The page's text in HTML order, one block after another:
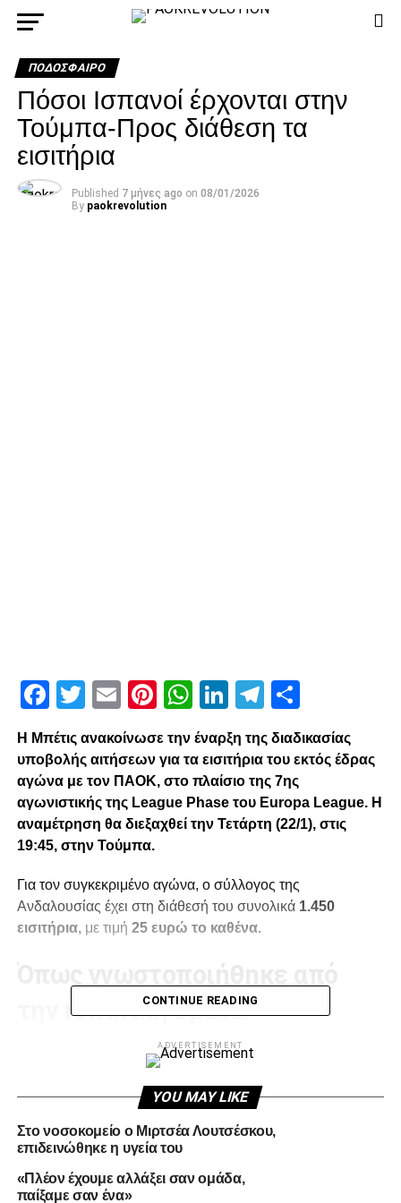
ΠΟΔΌΣΦΑΙΡΟ
Πόσοι Ισπανοί έρχονται στην
Τούμπα-Προς διάθεση τα
εισιτήρια
Published 7 μήνες ago on 08/01/2026
By paokrevolution
Facebook
Twitter
EmailPinterest
WhatsApp
LinkedIn
Telegram
Η Μπέτις ανακοίνωσε την έναρξη της διαδικασίας
υποβολής αιτήσεων για τα εισιτήρια του εκτός έδρας
αγώνα με τον ΠΑΟΚ, στο πλαίσιο της 7ης
αγωνιστικής της League Phase του Europa League. Η
αναμέτρηση θα διεξαχθεί την Τετάρτη (22/1), στις
19:45, στην Τούμπα.
Για τον συγκεκριμένο αγώνα, ο σύλλογος της
Ανδαλουσίας έχει στη διάθεσή του συνολικά 1.450
εισιτήρια,με τιμή 25 ευρώ το καθένα.
την ισπανική ομάδα:
προορίζονται για τα μέλη του συλλόγου, εκ των
θα διατεθούν βάσει παλαιότητας και τα
μέσω κλήρωσης.
290 εισιτήριαθα διανεμηθούν σε φιλάθλους
αποκλειστικά μέσω κλήρωσης.
CONTINUE READING
ADVERTISEMENT
YOU MAY LIKE
Στο νοσοκομείο ο Μιρτσέα Λουτσέσκου,
επιδεινώθηκε η υγεία του
«Πλέον έχουμε αλλάξει σαν ομάδα,
παίξαμε σαν ένα»